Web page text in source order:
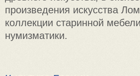
произведения искусства
коллекции старинной
нумизматики.